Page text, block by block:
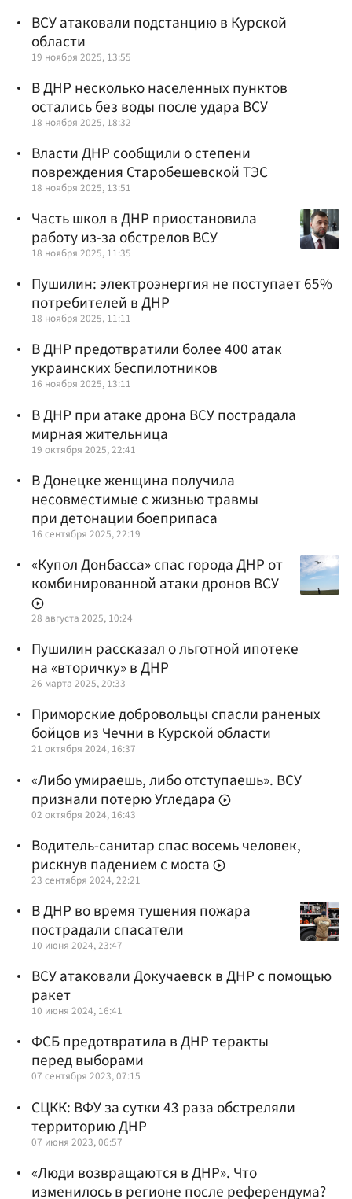
ВСУ атаковали подстанцию в Курской
области
19 ноября 2025, 13:55
В ДНР несколько населенных пунктов
остались без воды после удара ВСУ
18 ноября 2025, 18:32
Власти ДНР сообщили о степени
повреждения Старобешевской ТЭС
18 ноября 2025, 13:51
Часть школ в ДНР приостановила
работу из-за обстрелов ВСУ
18 ноября 2025, 11:35
Пушилин: электроэнергия не поступает 65%
потребителей в ДНР
18 ноября 2025, 11:11
В ДНР предотвратили более 400 атак
украинских беспилотников
16 ноября 2025, 13:11
В ДНР при атаке дрона ВСУ пострадала
мирная жительница
19 октября 2025, 22:41
В Донецке женщина получила
несовместимые с жизнью травмы
при детонации боеприпаса
16 сентября 2025, 22:19
«Купол Донбасса» спас города ДНР от
комбинированной атаки дронов ВСУ
28 августа 2025, 10:24
Пушилин рассказал о льготной ипотеке
на «вторичку» в ДНР
26 марта 2025, 20:33
Приморские добровольцы спасли раненых
бойцов из Чечни в Курской области
21 октября 2024, 16:37
«Либо умираешь, либо отступаешь». ВСУ
признали потерю Угледара
02 октября 2024, 16:43
Водитель-санитар спас восемь человек,
рискнув падением с моста
23 сентября 2024, 22:21
В ДНР во время тушения пожара
пострадали спасатели
10 июня 2024, 23:47
ВСУ атаковали Докучаевск в ДНР с помощью
ракет
10 июня 2024, 16:41
ФСБ предотвратила в ДНР теракты
перед выборами
07 сентября 2023, 07:15
СЦКК: ВФУ за сутки 43 раза обстреляли
территорию ДНР
07 июня 2023, 06:57
«Люди возвращаются в ДНР». Что
изменилось в регионе после референдума?